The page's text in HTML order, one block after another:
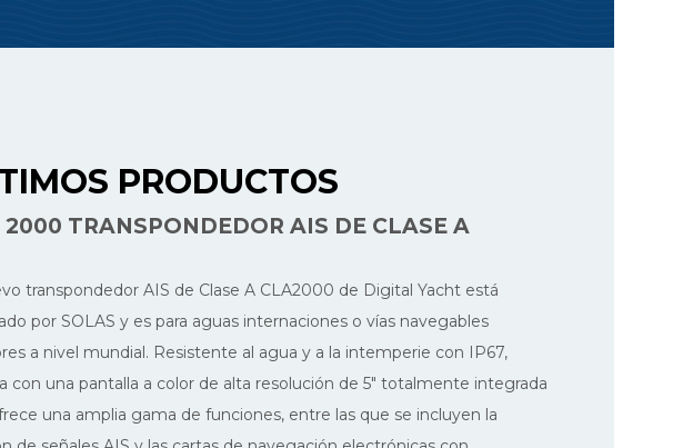
PRODUCTOS
2000 TRANSPONDEDOR AIS DE CLASE A
transpondedor AIS de Clase A CLA2000 de Digital Yacht está
por SOLAS y es para aguas internaciones o vías navegables
a nivel mundial. Resistente al agua y a la intemperie con IP67,
con una pantalla a color de alta resolución de 5″ totalmente integrada
una amplia gama de funciones, entre las que se incluyen la